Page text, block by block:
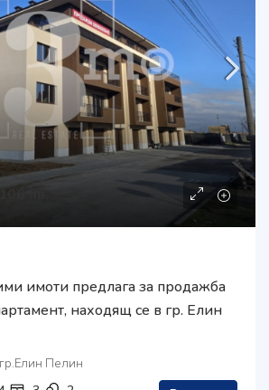
лв.
имоти предлага за продажба
находящ се в гр. Елин
Пелин